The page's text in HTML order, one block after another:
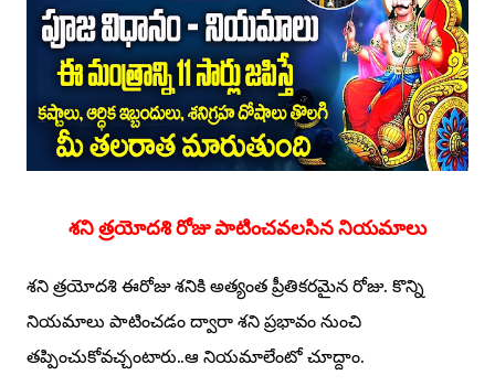
శని త్రయోదశి రోజు పాటించవలసిన నియమాలు
శని త్రయోదశి ఈరోజు శనికి అత్యంత ప్రీతికరమైన రోజు. కొన్ని
నియమాలు పాటించడం ద్వారా శని ప్రభావం నుంచి
తప్పించుకోవచ్చంటారు..ఆ నియమాలేంటో చూద్దాం.